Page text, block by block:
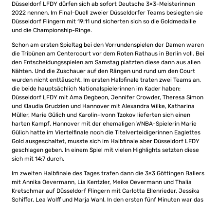
Düsseldorf LFDY dürfen sich ab sofort Deutsche 3×3-Meisterinnen
2022 nennen. Im Final-Duell zweier Düsseldorfer Teams besiegten sie
Düsseldorf Flingern mit 19:11 und sicherten sich so die Goldmedaille
und die Championship-Ringe.
Schon am ersten Spieltag bei den Vorrundenspielen der Damen waren
die Tribünen am Centercourt vor dem Roten Rathaus in Berlin voll. Bei
den Entscheidungsspielen am Samstag platzten diese dann aus allen
Nähten. Und die Zuschauer auf den Rängen und rund um den Court
wurden nicht enttäuscht. Im ersten Halbfinale traten zwei Teams an,
die beide hauptsächlich Nationalspielerinnen im Kader haben:
Düsseldorf LFDY mit Ama Degbeon, Jennifer Crowder, Theresa Simon
und Klaudia Grudzien und Hannover mit Alexandra Wilke, Katharina
Müller, Marie Gülich und Karolin-Ivonn Tzokov lieferten sich einen
harten Kampf. Hannover mit der ehemaligen WNBA-Spielerin Marie
Gülich hatte im Viertelfinale noch die Titelverteidigerinnen Eaglettes
Gold ausgeschaltet, musste sich im Halbfinale aber Düsseldorf LFDY
geschlagen geben. In einem Spiel mit vielen Highlights setzten diese
sich mit 14:7 durch.
Im zweiten Halbfinale des Tages trafen dann die 3×3 Göttingen Ballers
mit Annika Oevermann, Lia Kentzler, Meike Oevermann und Thalia
Kretschmar auf Düsseldorf Flingern mit Carlotta Ellenrieder, Jessika
Schiffer, Lea Wolff und Marja Wahl. In den ersten fünf Minuten war das